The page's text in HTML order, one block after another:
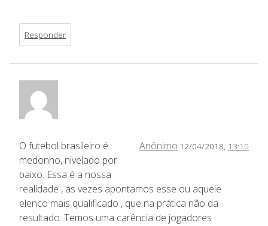
Responder
Anônimo 12/04/2018, 13:10
O futebol brasileiro é
medonho, nivelado por
baixo. Essa é a nossa
realidade , as vezes apontamos esse ou aquele
elenco mais qualificado , que na prática não da
resultado. Temos uma carência de jogadores